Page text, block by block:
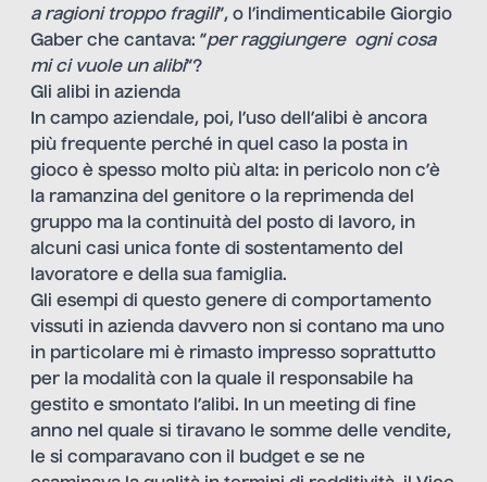
a ragioni troppo fragili”, o l’indimenticabile Giorgio
Gaber che cantava: ”per raggiungere ogni cosa
mi ci vuole un alibi”?
Gli alibi in azienda
In campo aziendale, poi, l’uso dell’alibi è ancora
più frequente perché in quel caso la posta in
gioco è spesso molto più alta: in pericolo non c’è
la ramanzina del genitore o la reprimenda del
gruppo ma la continuità del posto di lavoro, in
alcuni casi unica fonte di sostentamento del
lavoratore e della sua famiglia.
Gli esempi di questo genere di comportamento
vissuti in azienda davvero non si contano ma uno
in particolare mi è rimasto impresso soprattutto
per la modalità con la quale il responsabile ha
gestito e smontato l’alibi. In un meeting di fine
anno nel quale si tiravano le somme delle vendite,
le si comparavano con il budget e se ne